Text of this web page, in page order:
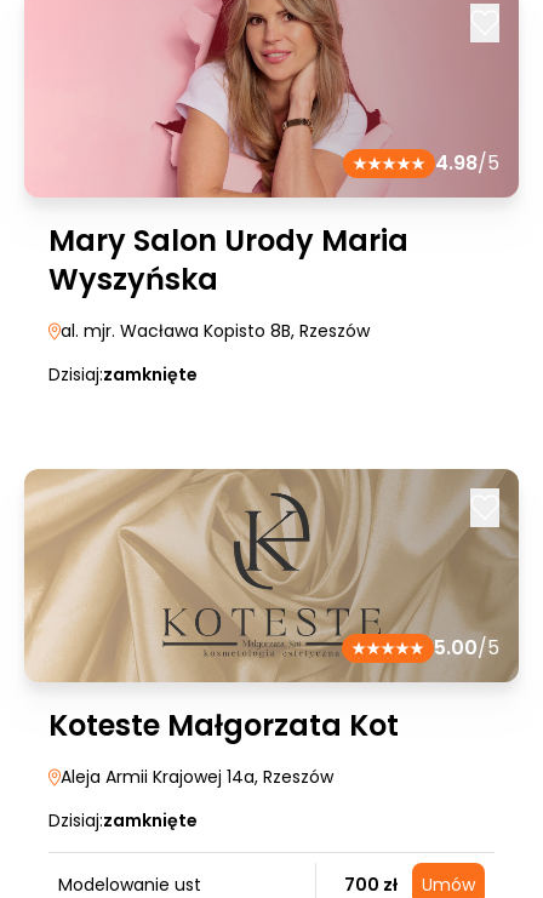
4.98/5
Mary Salon Urody Maria
Wyszyńska
al. mjr. Wacława Kopisto 8B, Rzeszów
Dzisiaj:zamknięte
5.00/5
Koteste Małgorzata Kot
Aleja Armii Krajowej 14a, Rzeszów
Dzisiaj:zamknięte
Modelowanie ust 700 zł Umów